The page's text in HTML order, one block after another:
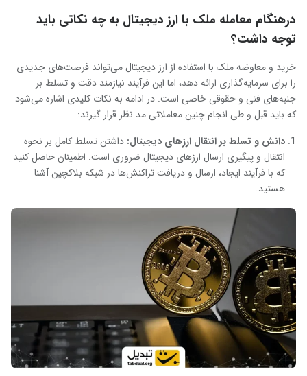
درهنگام معامله ملک با ارز دیجیتال به چه نکاتی باید
توجه داشت؟
خرید و معاوضه ملک با استفاده از ارز دیجیتال می‌تواند فرصت‌های جدیدی
را برای سرمایه‌گذاری ارائه دهد، اما این فرآیند نیازمند دقت و تسلط بر
جنبه‌های فنی و حقوقی خاصی است. در ادامه به نکات کلیدی اشاره می‌شود
که باید قبل و طی انجام چنین معاملاتی مد نظر قرار گیرند:
دانش و تسلط بر انتقال ارزهای دیجیتال: داشتن تسلط کامل بر نحوه
انتقال و پیگیری ارسال ارزهای دیجیتال ضروری است. اطمینان حاصل کنید
که با فرآیند ایجاد، ارسال و دریافت تراکنش‌ها در شبکه بلاکچین آشنا
هستید.